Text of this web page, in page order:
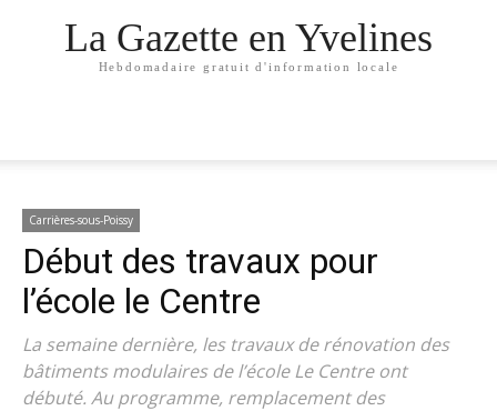
La Gazette en Yvelines
Hebdomadaire gratuit d'information locale
Carrières-sous-Poissy
Début des travaux pour
l’école le Centre
La semaine dernière, les travaux de rénovation des
bâtiments modulaires de l’école Le Centre ont
débuté. Au programme, remplacement des